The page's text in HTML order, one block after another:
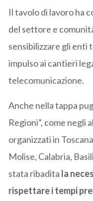
Il tavolo di lavoro ha
del settore e
sensibilizzare gli enti
impulso ai cantieri
telecomunicazione.
Anche nella tappa
Regioni”, come
organizzati in
Molise, Calabria,
stata ribadita la
rispettare i tempi